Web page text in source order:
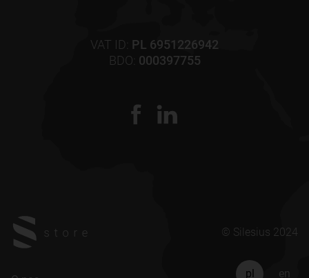
VAT ID: PL 6951226942
BDO: 000397755
© Silesius 2024
pl en